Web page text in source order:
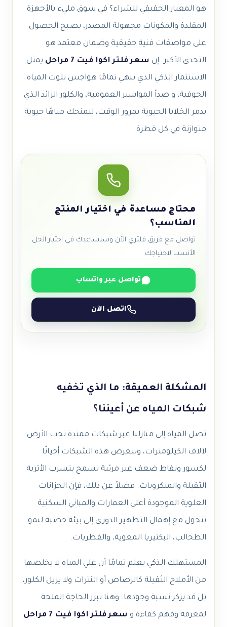
هو المعيار الحقيقي للشراء؟ في سوق مليء بالأجهزة
المقلدة والمكونات مجهولة المصدر، يصبح الحصول
على مواصفات فنية حقيقية وضمان معتمد هو
التحدي الأكبر. إن سعر فلتر اكوا فيت 7 مراحل
يمثل
الاستثمار الذكي الذي ينهي تمامًا هواجس تلوث المياه
الجوفية، و صدأ المواسير العمومية، والكلور الزائد الذي
يدمر الخلايا الحيوية بمرور الوقت، ليمنحك مياهًا حيوية
متوازنة في كل قطرة.
محتاج مساعدة في اختيار المنتج
المناسب؟
تواصل مع فريق فلتري الآن وسنساعدك في اختيار الحل
الأنسب لاحتياجك.
تواصل عبر واتساب
اتصل الآن
المشكلة العميقة: ما الذي تخفيه
شبكات المياه عن أعيننا؟
تصل المياه إلى منازلنا عبر شبكات ممتدة تحت الأرض
لآلاف الكيلومترات، وتتعرض هذه الشبكات أحيانًا
لكسور ونقاط ضعف غير مرئية تسمح بتسرب الأتربة
الثقيلة والميكروبات. فضلاً عن ذلك، فإن الخزانات
العلوية الموجودة أعلى العمارات والمباني السكنية
تتحول مع إهمال التطهير الدوري إلى بيئة خصبة لنمو
الطحالب، البكتيريا المعوية، والفطريات.
المستهلك الذكي يعلم تمامًا أن غلي المياه لا يخلصها
من الأملاح الثقيلة كالرصاص أو النترات ولا يزيل الكلور،
بل قد يركز نسبة وجودها. وهنا تبرز الحاجة الملحة
لمعرفة وفهم كفاءة و سعر فلتر اكوا فيت 7 مراحل